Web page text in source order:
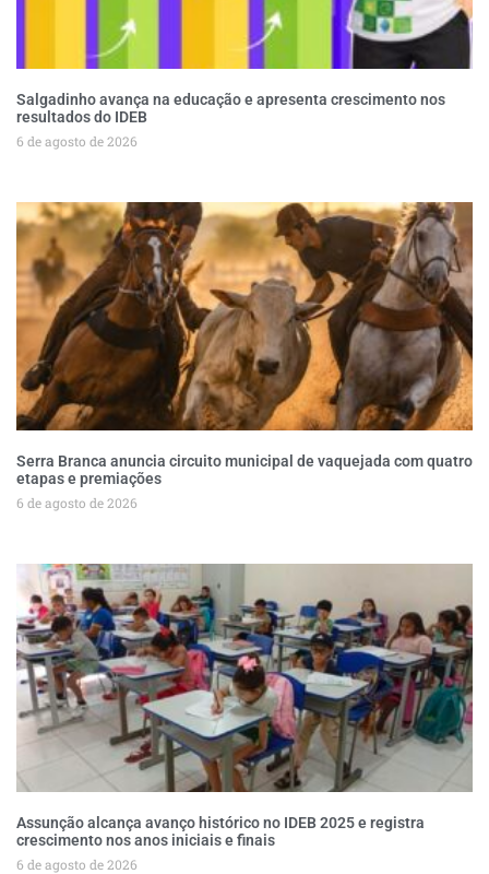
Salgadinho avança na educação e apresenta crescimento nos
resultados do IDEB
6 de agosto de 2026
Serra Branca anuncia circuito municipal de vaquejada com quatro
etapas e premiações
6 de agosto de 2026
Assunção alcança avanço histórico no IDEB 2025 e registra
crescimento nos anos iniciais e finais
6 de agosto de 2026